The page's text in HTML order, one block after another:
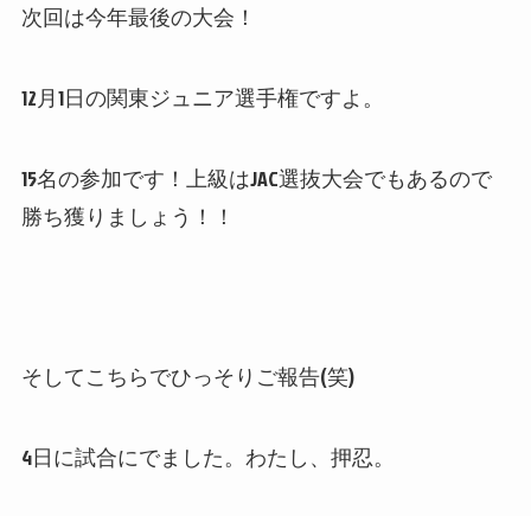
次回は今年最後の大会！
12月1日の関東ジュニア選手権ですよ。
15名の参加です！上級はJAC選抜大会でもあるので
勝ち獲りましょう！！
そしてこちらでひっそりご報告(笑)
4日に試合にでました。わたし、押忍。